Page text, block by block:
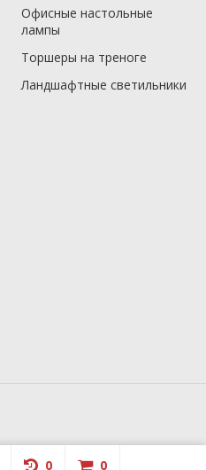
Офисные настольные
лампы
Торшеры на треноге
Ландшафтные светильники
0 0